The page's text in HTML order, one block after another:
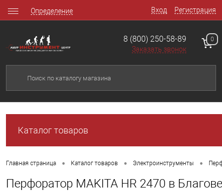
Вход Регистрация
Определение
8 (800) 250-58-89
Заказать звонок
0
Каталог товаров
Главная страница • Каталог товаров • Электроинструменты •
Перфоратор MAKITA HR 2470 в